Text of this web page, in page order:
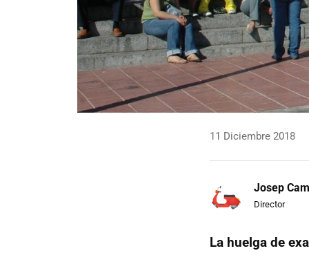
11 Diciembre 2018
Josep
Director
La huelga de